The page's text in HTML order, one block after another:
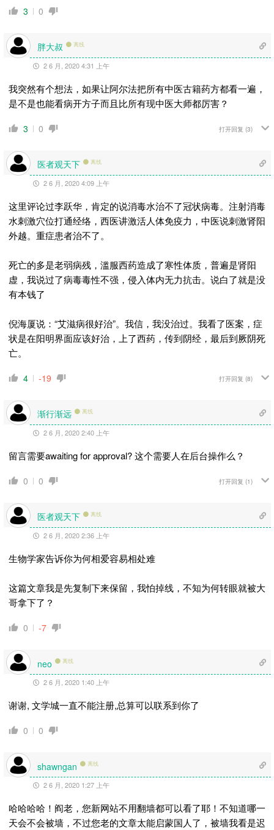
3 0
胖大叔 离线
2 6 月, 2020 4:31 上午
我突然有个想法，如果让阿尔法把所有中医古籍药方都看一遍，
是不是也能看病开方子而且比所有现中医大师都厉害？
3 0 打开回复 (3)
医者观天下 离线
2 6 月, 2020 4:09 上午
这里评论过李跃华，肯定的说消毒水治不了冠状病毒。注射消毒
水刺激穴位打通经络，西医讲激活人体免疫力，中医说刺激肾阳
外越。重症患者治不了。
死亡的多是老弱病残，滥服西药造成了寒性体质， 普遍是肾阳
虚，我说过了病毒毒性不强，侵入体内无力抗击。说白了就是没
有本钱了
倪海厦说：“艾滋病很好治”。我信，我没治过。我看了医案，症
状是在阳明界面应该好治，上了西药，传到阴经，最后到厥阴死
亡。
4 -19 打开回复 (8)
渐行渐远 离线
2 6 月, 2020 2:40 上午
留言需要awaiting for approval? 这个需要人在后台操作么？
0 0 打开回复 (1)
医者观天下 离线
2 6 月, 2020 2:36 上午
生物学家告诉你为何相爱容易相处难
这篇文章我是先复制下来保留，我怕掉线，不知为何转眼就被大
哥拿下了？
0 -7
neo 离线
2 6 月, 2020 1:40 上午
谢谢, 文学城一直不能注册,总算可以联系到你了
0 0
shawngan 离线
2 6 月, 2020 1:27 上午
哈哈哈哈！阎老，您新网站不用翻墙都可以看了耶！不知道哪一
天会不会被墙，不过您老的文章太能启蒙国人了，被墙我看是迟